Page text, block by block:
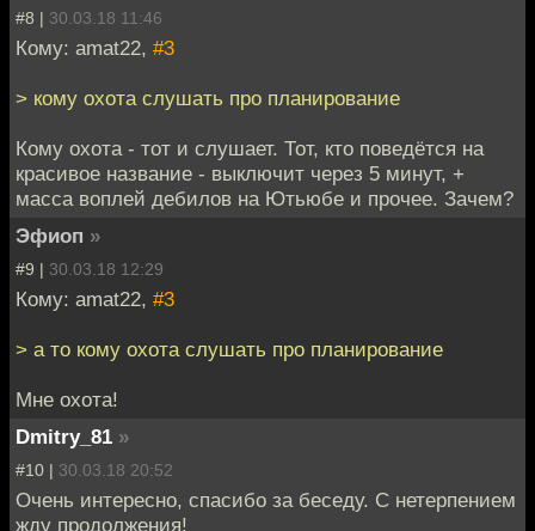
#8 | 30.03.18 11:46
Кому: amat22, #3
> кому охота слушать про планирование
Кому охота - тот и слушает. Тот, кто поведётся на
красивое название - выключит через 5 минут, +
масса воплей дебилов на Ютьюбе и прочее. Зачем?
Эфиоп »
#9 | 30.03.18 12:29
Кому: amat22, #3
> а то кому охота слушать про планирование
Мне охота!
Dmitry_81 »
#10 | 30.03.18 20:52
Очень интересно, спасибо за беседу. С нетерпением
жду продолжения!